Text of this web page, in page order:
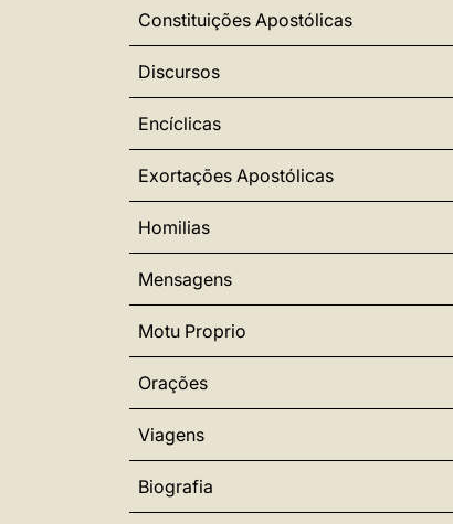
Constituições Apostólicas
Discursos
Encíclicas
Exortações Apostólicas
Homilias
Mensagens
Motu Proprio
Orações
Viagens
Biografia